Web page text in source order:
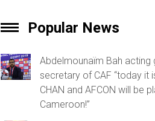
Popular News
Abdelmounaïm Bah acting
secretary of CAF “today it
CHAN and AFCON will be
Cameroon!”